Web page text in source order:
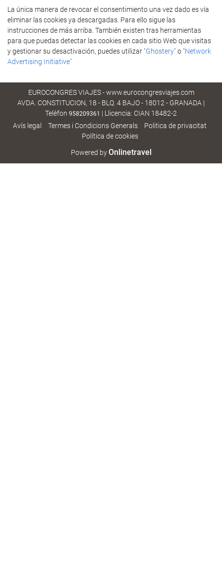
La única manera de revocar el consentimiento una vez dado es vía
eliminar las cookies ya descargadas. Para ello sigue las
instrucciones de más arriba. También existen tras herramientas
para que puedas detectar las cookies en cada sitio Web que visitas
y gestionar su desactivación, puedes utilizar "Ghostery"o "Network
Advertising Initiative"
EUROCONGRES VIAJES - www.eurocongresviajes.com
AVDA. CONSTITUCION, 18 - BLQ. 4 BAJO - 18012 - GRANADA |
Telèfon 958209361 | Llicencia: CIAN 18482-2
Avís legal
Termes i Condicions Generals
Poli­tica de privacitat
Política de cookies
Powered byOnlinetravel